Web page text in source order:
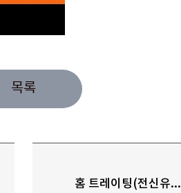
목록
홈 트레이팅(전신유...